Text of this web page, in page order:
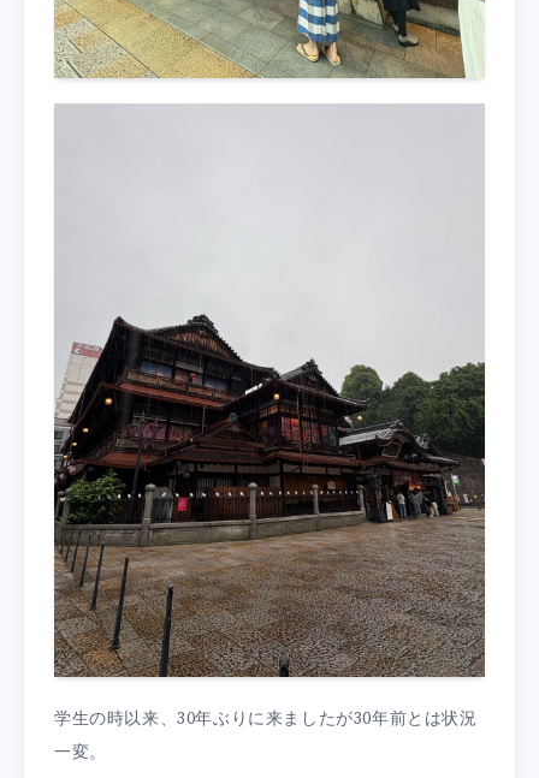
学生の時以来、30年ぶりに来ましたが30年前とは状況
一変。